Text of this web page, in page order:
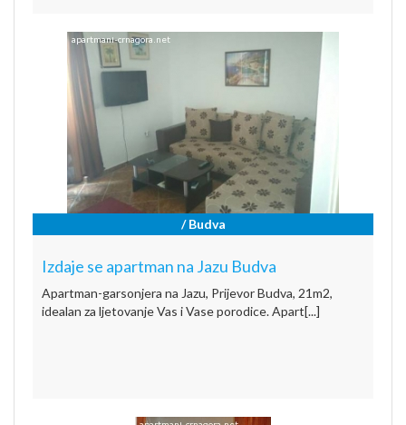
/ Budva
Izdaje se apartman na Jazu Budva
Apartman-garsonjera na Jazu, Prijevor Budva, 21m2,
idealan za ljetovanje Vas i Vase porodice. Apart[...]